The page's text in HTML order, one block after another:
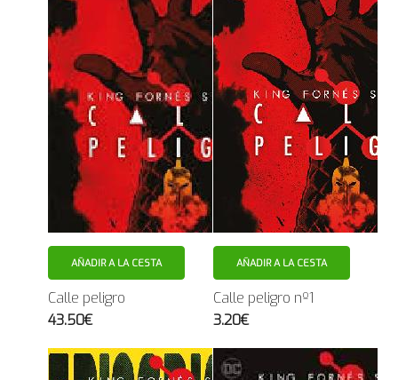
AÑADIR A LA CESTA
Calle peligro
43.50€
AÑADIR A LA CESTA
Calle peligro nº1
3.20€